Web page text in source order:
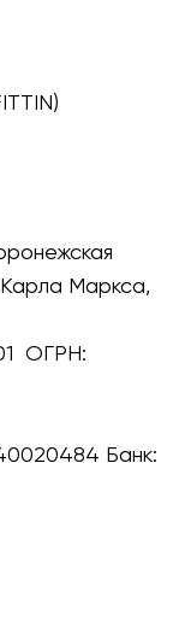
Маркса,
ОГРН:
Банк: